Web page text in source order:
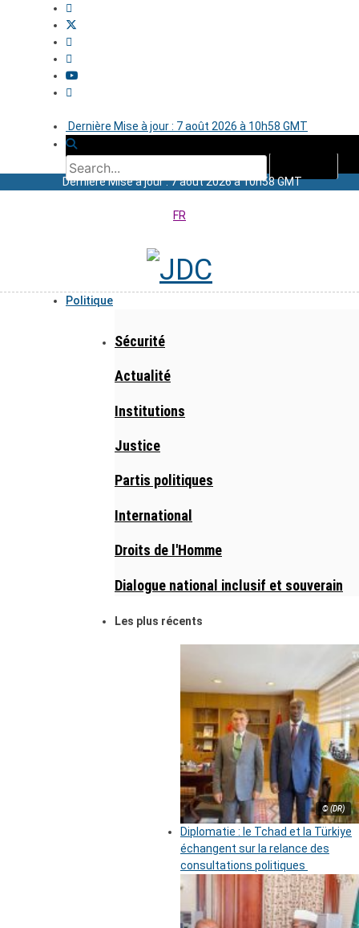
Dernière Mise à jour : 7 août 2026 à 10h58 GMT
Dernière Mise à jour : 7 août 2026 à 10h58 GMT
FR
Politique
Sécurité
Actualité
Institutions
Justice
Partis politiques
International
Droits de l'Homme
Dialogue national inclusif et souverain
Les plus récents
© (DR)
Diplomatie : le Tchad et la Türkiye
échangent sur la relance des
consultations politiques